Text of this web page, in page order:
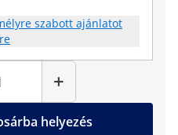
szabott ajánlatot
+
helyezés